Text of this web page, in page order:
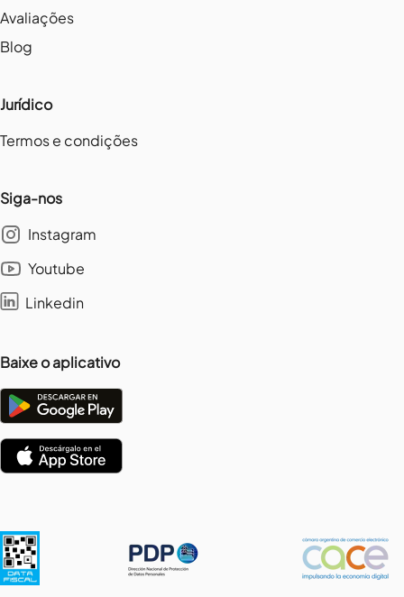
Avaliações
Blog
Jurídico
Termos e condições
Siga-nos
Instagram
Youtube
Linkedin
Baixe o aplicativo